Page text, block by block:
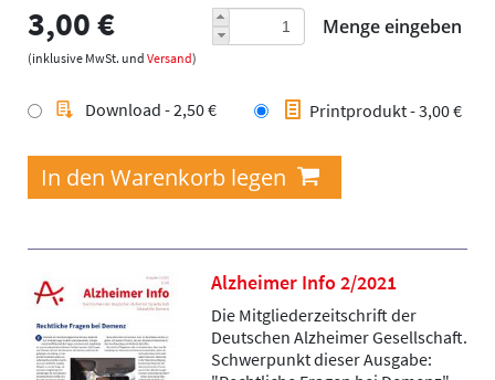
3,00 €
(inklusive MwSt. und Versand)
Printprodukt - 3,00 €
Download - 2,50 €
Menge eingeben
Alzheimer Info 2/2021
Die Mitgliederzeitschrift der
Deutschen Alzheimer Gesellschaft.
Schwerpunkt dieser Ausgabe: